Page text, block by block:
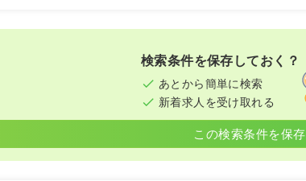
検索条件を保存しておく？
あとから簡単に検索
新着求人を受け取れる
この検索条件を保存